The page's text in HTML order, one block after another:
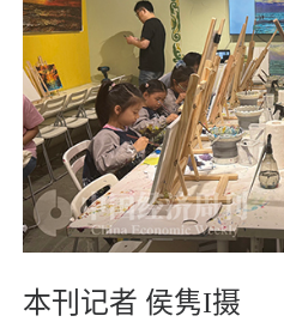
本刊记者 侯隽I摄